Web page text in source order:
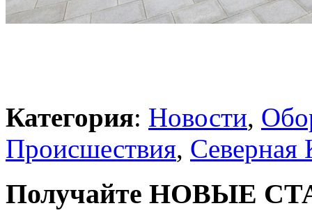
Категория: Новости,
Происшествия, Северная
Получайте НОВЫЕ